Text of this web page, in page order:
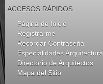
ACCESOS RÁPIDOS
Página de Inicio
Registrarme
Recordar Contraseña
Especialidades Arquitectura
Directorio de Arquitectos
Mapa del Sitio